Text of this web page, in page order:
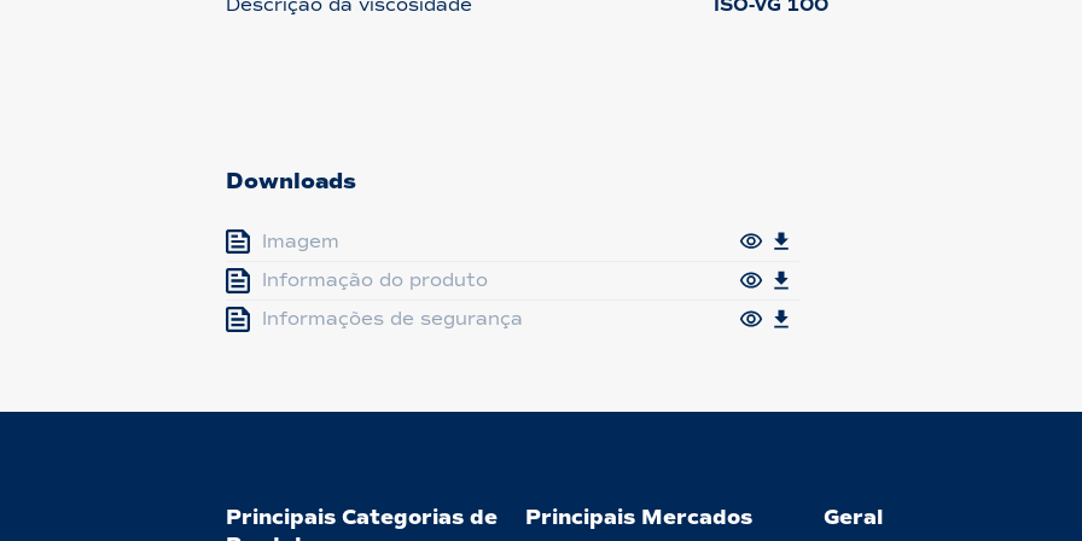
Descrição da viscosidade
ISO-VG 100
Downloads
Imagem
Informação do produto
Informações de segurança
Principais Categorias de
Principais Mercados Geral